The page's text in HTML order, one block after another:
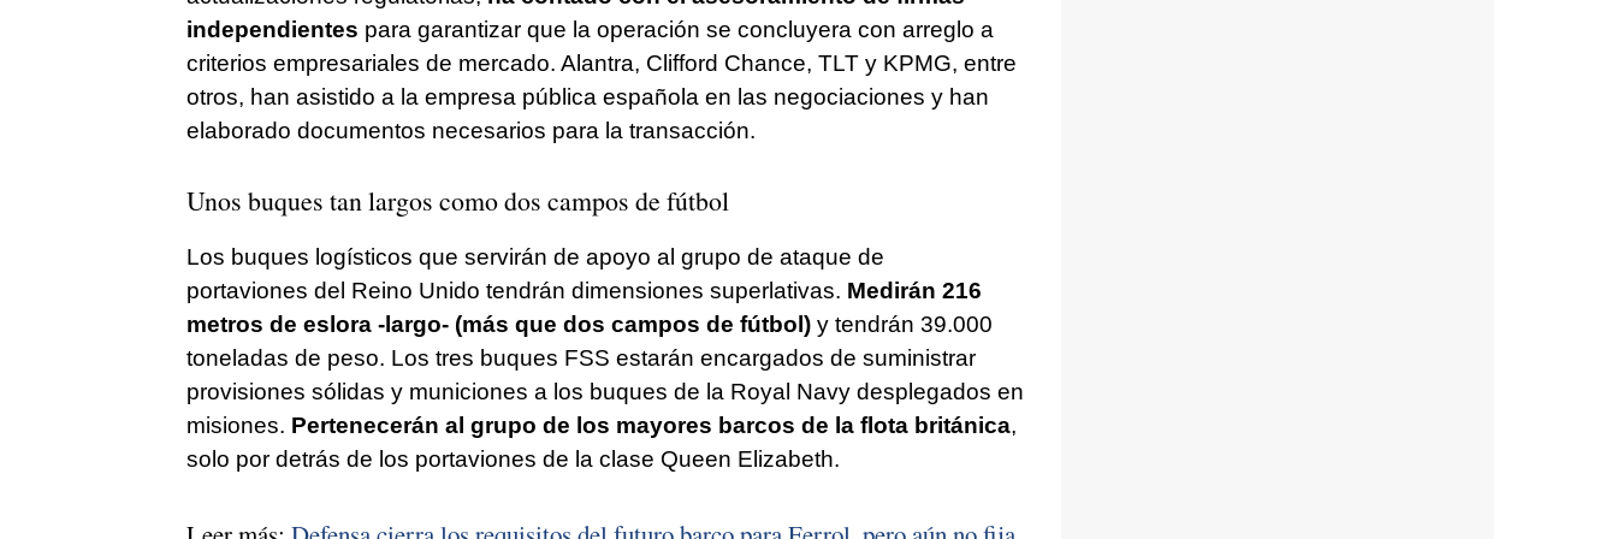
independientes para garantizar que la operación se concluyera con arreglo a
criterios empresariales de mercado. Alantra, Clifford Chance, TLT y KPMG, entre
otros, han asistido a la empresa pública española en las negociaciones y han
elaborado documentos necesarios para la transacción.
Unos buques tan largos como dos campos de fútbol
Los buques logísticos que servirán de apoyo al grupo de ataque de
portaviones del Reino Unido tendrán dimensiones superlativas. Medirán 216
metros de eslora -largo- (más que dos campos de fútbol)y tendrán 39.000
toneladas de peso. Los tres buques FSS estarán encargados de suministrar
provisiones sólidas y municiones a los buques de la Royal Navy desplegados en
misiones. Pertenecerán al grupo de los mayores barcos de la flota británica,
solo por detrás de los portaviones de la clase Queen Elizabeth.